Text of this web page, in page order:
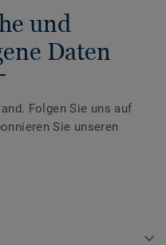
und
Daten
Folgen Sie uns auf
Sie unseren